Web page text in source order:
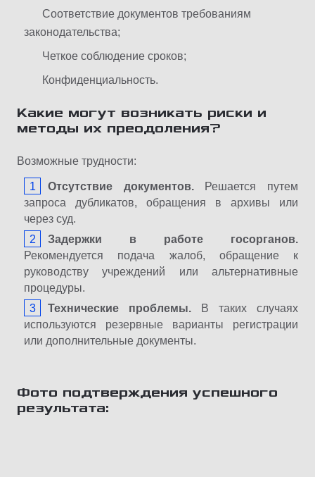
Соответствие документов требованиям
законодательства;
Четкое соблюдение сроков;
Конфиденциальность.
Какие могут возникать риски и
методы их преодоления?
Возможные трудности:
Отсутствие документов.Решается путем
запроса дубликатов, обращения в архивы или
через суд.
Задержки в работе госорганов.
Рекомендуется подача жалоб, обращение к
руководству учреждений или альтернативные
процедуры.
Технические проблемы. В таких случаях
используются резервные варианты регистрации
или дополнительные документы.
Фото подтверждения успешного
результата: